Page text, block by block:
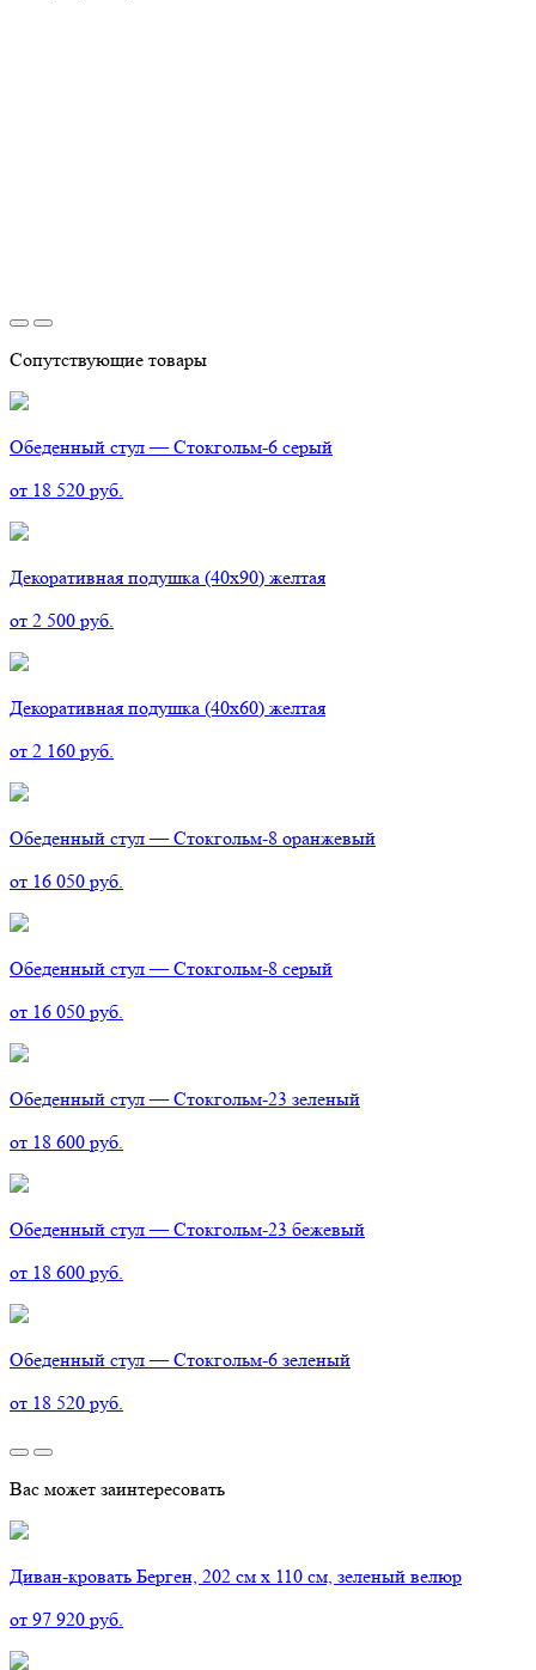
Сопутствующие товары
Обеденный стул — Стокгольм-6 серый
от 18 520 руб.
Декоративная подушка (40х90) желтая
от 2 500 руб.
Декоративная подушка (40х60) желтая
от 2 160 руб.
Обеденный стул — Стокгольм-8 оранжевый
от 16 050 руб.
Обеденный стул — Стокгольм-8 серый
от 16 050 руб.
Обеденный стул — Стокгольм-23 зеленый
от 18 600 руб.
Обеденный стул — Стокгольм-23 бежевый
от 18 600 руб.
Обеденный стул — Стокгольм-6 зеленый
от 18 520 руб.
Вас может заинтересовать
Диван-кровать Берген, 202 см х 110 см, зеленый велюр
от 97 920 руб.